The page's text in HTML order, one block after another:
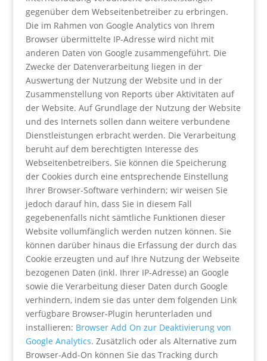
gegenüber dem Webseitenbetreiber zu erbringen.
Die im Rahmen von Google Analytics von Ihrem
Browser übermittelte IP-Adresse wird nicht mit
anderen Daten von Google zusammengeführt. Die
Zwecke der Datenverarbeitung liegen in der
Auswertung der Nutzung der Website und in der
Zusammenstellung von Reports über Aktivitäten auf
der Website. Auf Grundlage der Nutzung der Website
und des Internets sollen dann weitere verbundene
Dienstleistungen erbracht werden. Die Verarbeitung
beruht auf dem berechtigten Interesse des
Webseitenbetreibers. Sie können die Speicherung
der Cookies durch eine entsprechende Einstellung
Ihrer Browser-Software verhindern; wir weisen Sie
jedoch darauf hin, dass Sie in diesem Fall
gegebenenfalls nicht sämtliche Funktionen dieser
Website vollumfänglich werden nutzen können. Sie
können darüber hinaus die Erfassung der durch das
Cookie erzeugten und auf Ihre Nutzung der Webseite
bezogenen Daten (inkl. Ihrer IP-Adresse) an Google
sowie die Verarbeitung dieser Daten durch Google
verhindern, indem sie das unter dem folgenden Link
verfügbare Browser-Plugin herunterladen und
installieren: Browser Add On zur Deaktivierung von
Google Analytics. Zusätzlich oder als Alternative zum
Browser-Add-On können Sie das Tracking durch